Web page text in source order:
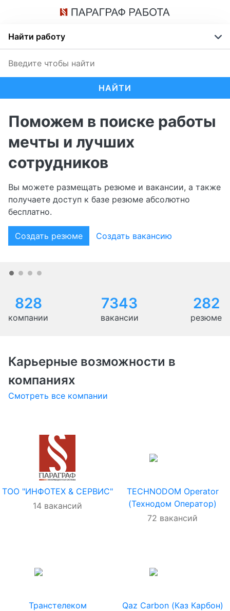
Найти работу
НАЙТИ
Поможем в поиске работы
мечты и лучших
сотрудников
Вы можете размещать резюме и вакансии, а также
получаете доступ к базе резюме абсолютно
бесплатно.
Создать резюме Создать вакансию
828
компании
7343
вакансии
282
резюме
Карьерные возможности в
компаниях
Смотреть все компании
ТОО "ИНФОТЕХ & СЕРВИС"
14 вакансий
TECHNODOM Operator
(Технодом Оператор)
72 вакансий
Транстелеком
Qaz Carbon (Каз Карбон)